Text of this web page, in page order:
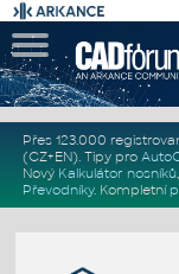
Přes 123.000
(CZ+EN). Tipy pro
Nový Kalkulátor nosníků,
Převodníky. Kompletní